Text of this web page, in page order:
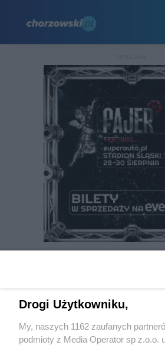
Wydawca mediów lokalnych
Drogi Użytkowniku,
My, naszych 1162 zaufanych
podmioty z Media Operator sp z.o.o.